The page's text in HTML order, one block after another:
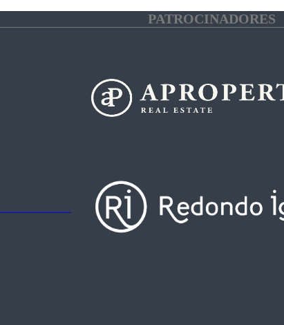
PATROCINADORES